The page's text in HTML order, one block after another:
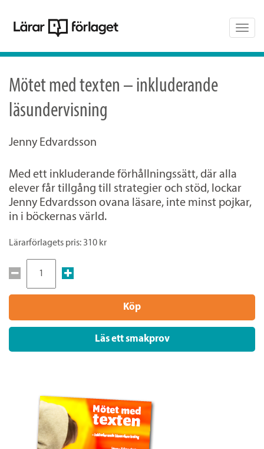
Mötet med texten – inkluderande
läsundervisning
Jenny Edvardsson
Med ett inkluderande förhållningssätt, där alla
elever får tillgång till strategier och stöd, lockar
Jenny Edvardsson ovana läsare, inte minst pojkar,
in i böckernas värld.
Lärarförlagets pris: 310 kr
Köp
Läs ett smakprov